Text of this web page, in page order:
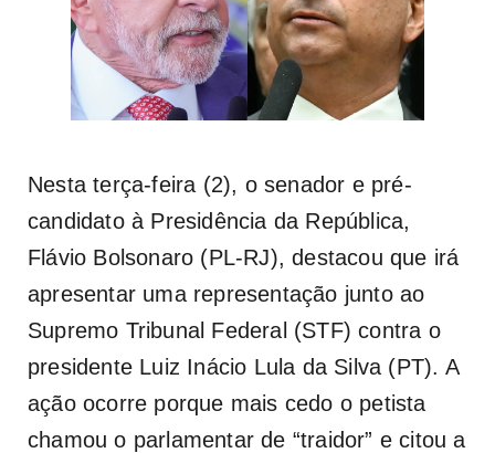
Nesta terça-feira (2), o senador e pré-
candidato à Presidência da República,
Flávio Bolsonaro (PL-RJ), destacou que irá
apresentar uma representação junto ao
Supremo Tribunal Federal (STF) contra o
presidente Luiz Inácio Lula da Silva (PT). A
ação ocorre porque mais cedo o petista
chamou o parlamentar de “traidor” e citou a